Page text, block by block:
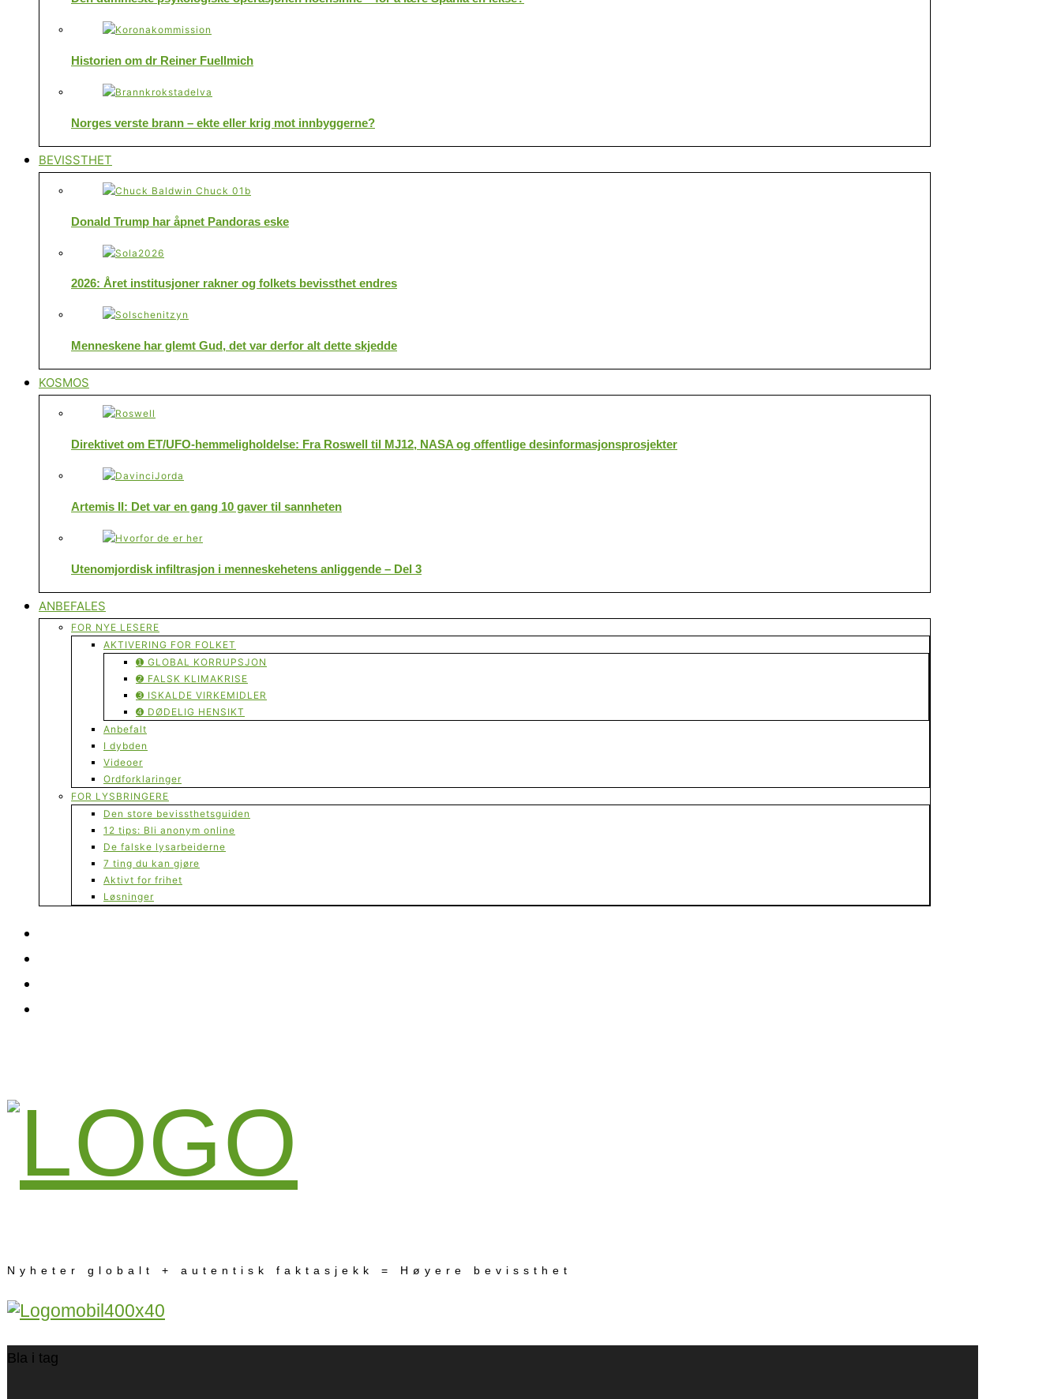
Historien om dr Reiner Fuellmich
Norges verste brann – ekte eller krig mot innbyggerne?
BEVISSTHET
Donald Trump har åpnet Pandoras eske
2026: Året institusjoner rakner og folkets bevissthet endres
Menneskene har glemt Gud, det var derfor alt dette skjedde
KOSMOS
Direktivet om ET/UFO-hemmeligholdelse: Fra Roswell til MJ12, NASA og offentlige desinformasjonsprosjekter
Artemis II: Det var en gang 10 gaver til sannheten
Utenomjordisk infiltrasjon i menneskehetens anliggende – Del 3
ANBEFALES
FOR NYE LESERE
AKTIVERING FOR FOLKET
➊ GLOBAL KORRUPSJON
➋ FALSK KLIMAKRISE
➌ ISKALDE VIRKEMIDLER
➍ DØDELIG HENSIKT
Anbefalt
I dybden
Videoer
Ordforklaringer
FOR LYSBRINGERE
Den store bevissthetsguiden
12 tips: Bli anonym online
De falske lysarbeiderne
7 ting du kan gjøre
Aktivt for frihet
Løsninger
Nyheter globalt + autentisk faktasjekk = Høyere bevissthet
Bla i tag